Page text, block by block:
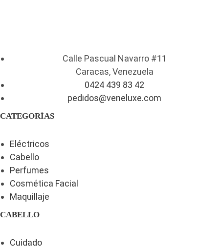
Calle Pascual Navarro #11
Caracas, Venezuela
0424 439 83 42
pedidos@veneluxe.com
CATEGORÍAS
Eléctricos
Cabello
Perfumes
Cosmética Facial
Maquillaje
CABELLO
Cuidado